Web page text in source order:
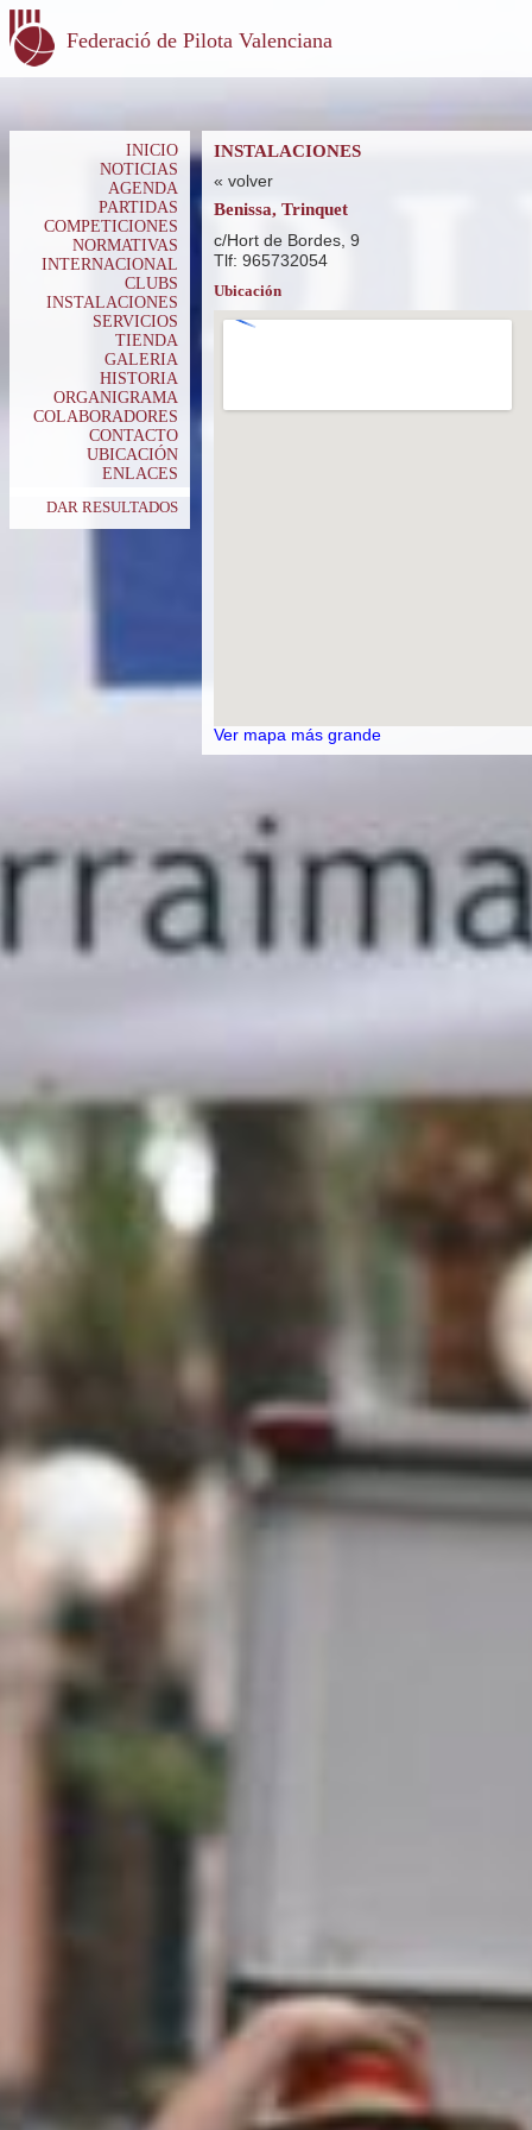
Federació de Pilota Valenciana
INICIO
NOTICIAS
AGENDA
PARTIDAS
COMPETICIONES
NORMATIVAS
INTERNACIONAL
CLUBS
INSTALACIONES
SERVICIOS
TIENDA
GALERIA
HISTORIA
ORGANIGRAMA
COLABORADORES
CONTACTO
UBICACIÓN
ENLACES
DAR RESULTADOS
INSTALACIONES
« volver
Benissa, Trinquet
c/Hort de Bordes, 9
Tlf: 965732054
Ubicación
Ver mapa más grande